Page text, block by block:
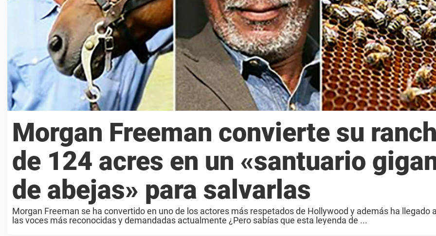
Morgan Freeman convierte su
de 124 acres en un «santuario
de abejas» para salvarlas
Morgan Freeman se ha convertido en uno de los actores más respetados de Hollywood y además ha llegado
las voces más reconocidas y demandadas actualmente ¿Pero sabías que esta leyenda de ...